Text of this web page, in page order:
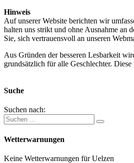
Hinweis
Auf unserer Website berichten wir
halten uns strikt und ohne Ausnahme an
Sie, sich vertrauensvoll an unseren
Aus Gründen der besseren Lesbarkeit
grundsätzlich für alle Geschlechter.
Suche
Suchen nach:
Wetterwarnungen
Keine Wetterwarnungen für Uelzen